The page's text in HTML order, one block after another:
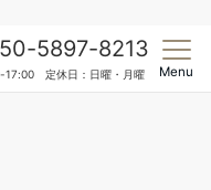
5897-8213
17:00 定休日：日曜・月曜 Menu